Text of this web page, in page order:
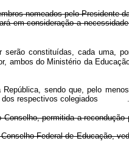
nomeados pelo
em consideração a
constituídas, cada uma,
ambos do Ministério da
sendo que, pelo
dos respectivos colegiados .
permitida a
Conselho Federal de